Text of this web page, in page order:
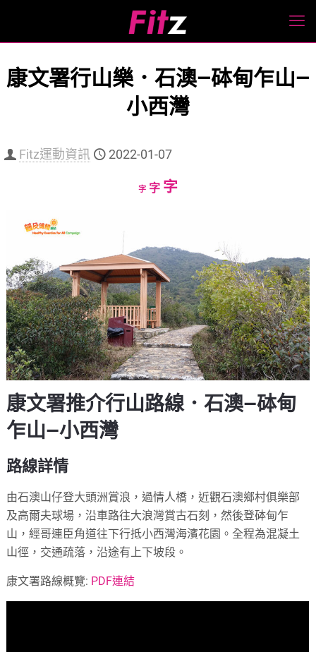
康文署行山樂．石澳—砵甸乍山—
小西灣
Fitz運動資訊 2022-01-07
字Decrease
字Reset
字Increase
康文署推介行山路線．石澳—砵甸
乍山—小西灣
路線詳情
由石澳山仔登大頭洲賞浪，過情人橋，近觀石澳鄉村俱樂部
及高爾夫球場，沿車路往大浪灣賞古石刻，然後登砵甸乍
山，經哥連臣角道往下行抵小西灣海濱花園。全程為混凝土
山徑，交通疏落，沿途有上下坡段。
康文署路線概覽: PDF連結